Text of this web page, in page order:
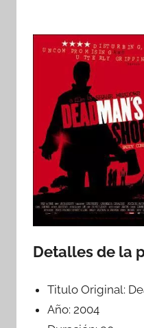
Detalles de la
Titulo Original:
Año: 2004